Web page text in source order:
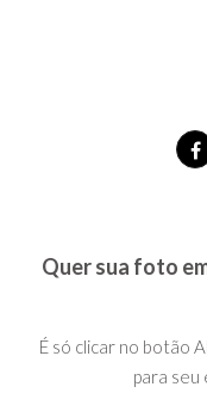
Quer sua foto
É só clicar no botão
para seu